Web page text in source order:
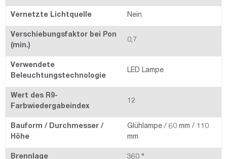
Vernetzte Lichtquelle Nein
Verschiebungsfaktor bei Pon
(min.)
0,7
Verwendete
Beleuchtungstechnologie
LED Lampe
Wert des R9-
Farbwiedergabeindex
12
Bauform / Durchmesser /
Höhe
Glühlampe / 60 mm / 110
mm
Brennlage 360 °